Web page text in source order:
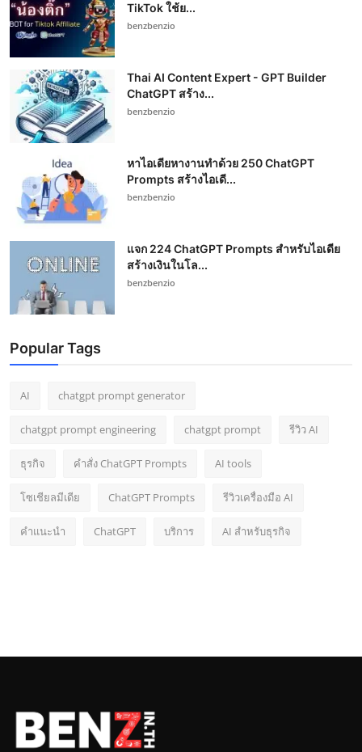
TikTok ใช้ย...
benzbenzio
Thai AI Content Expert - GPT Builder
ChatGPT สร้าง...
benzbenzio
หาไอเดียหางานทำด้วย 250 ChatGPT
Prompts สร้างไอเดี...
benzbenzio
แจก 224 ChatGPT Prompts สำหรับไอเดีย
สร้างเงินในโล...
benzbenzio
Popular Tags
AI chatgpt prompt generator
chatgpt prompt engineering chatgpt prompt รีวิว AI
ธุรกิจ คำสั่ง ChatGPT Prompts AI tools
โซเชียลมีเดีย ChatGPT Prompts รีวิวเครื่องมือ AI
คำแนะนำ ChatGPT บริการ AI สำหรับธุรกิจ